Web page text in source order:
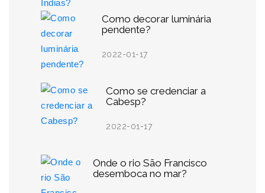
Como decorar luminária
pendente?
2022-01-17
Como se credenciar a
Cabesp?
2022-01-17
Onde o rio São Francisco
desemboca no mar?